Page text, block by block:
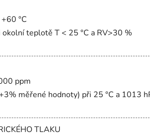
°C
teplotě T < 25 °C a RV>30 %
ppm
měřené hodnoty) při 25 °C a 1013
TLAKU